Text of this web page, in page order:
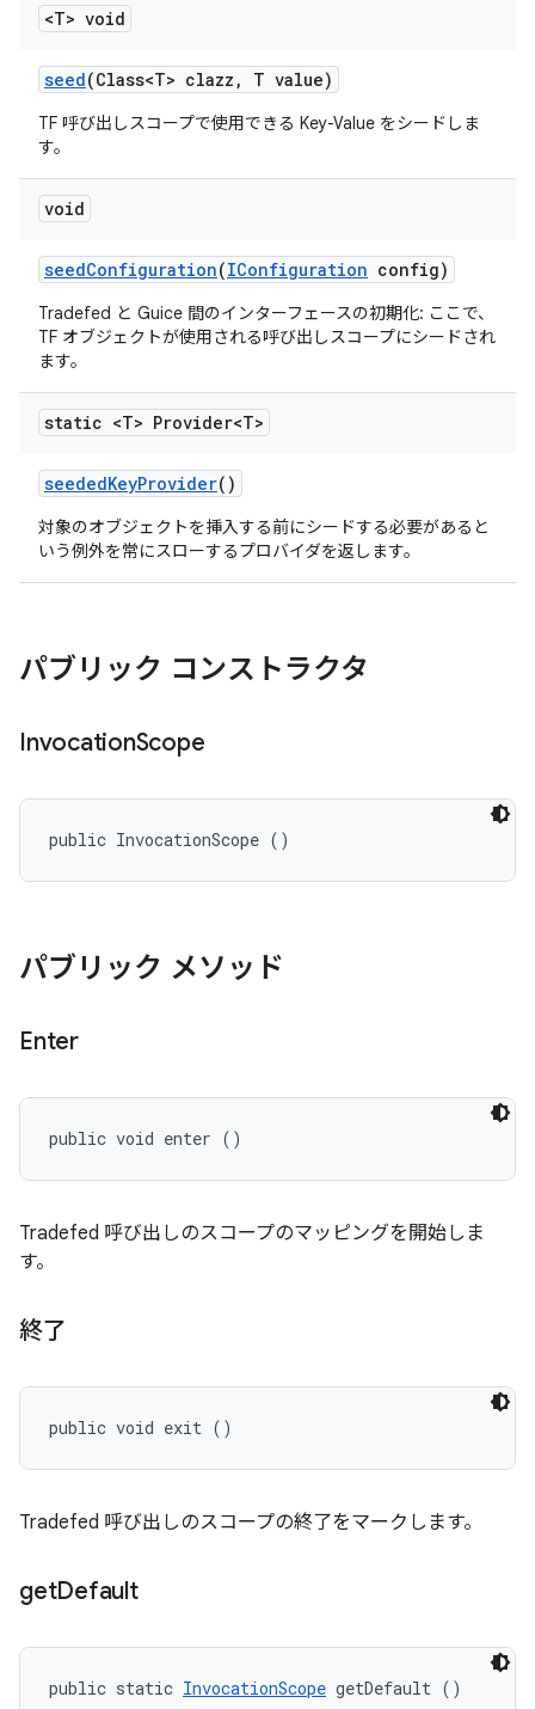
<T> void
seed(Class<T> clazz , T value)
TF 呼び出しスコープで使用できる Key-Value をシードしま
す。
void
seedConfiguration(IConfiguration config)
Tradefed と Guice 間のインターフェースの初期化: ここで、
TF オブジェクトが使用される呼び出しスコープにシードされ
ます。
static <T> Provider<T>
seededKeyProvider()
対象のオブジェクトを挿入する前にシードする必要があると
いう例外を常にスローするプロバイダを返します。
パブリック コンストラクタ
InvocationScope
public InvocationScope ()
パブリック メソッド
Enter
public void enter ()
Tradefed 呼び出しのスコープのマッピングを開始しま
す。
終了
public void exit ()
Tradefed 呼び出しのスコープの終了をマークします。
getDefault
public static InvocationScope getDefault ()